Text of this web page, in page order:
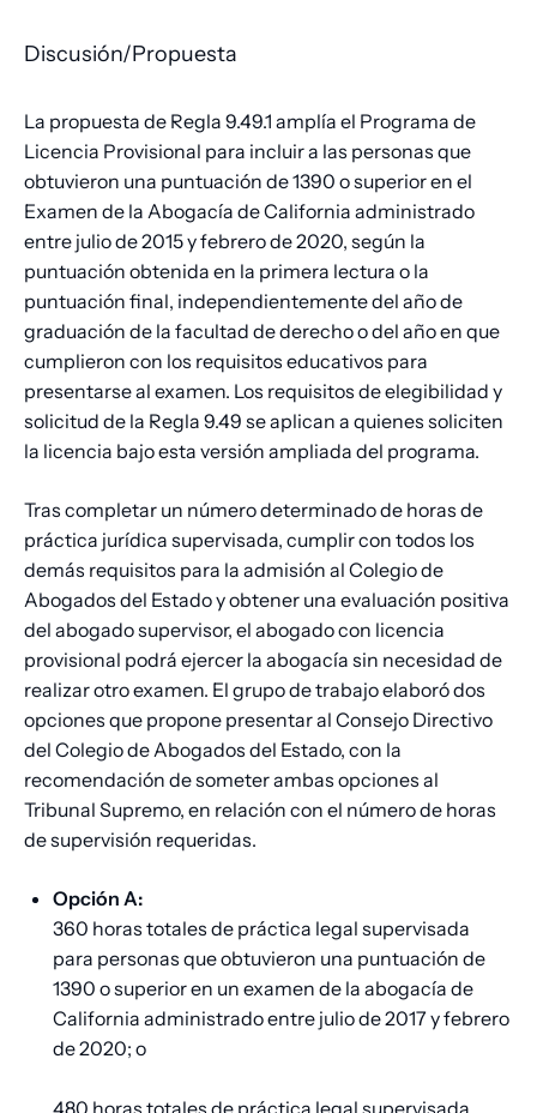
Discusión/Propuesta
La propuesta de Regla 9.49.1 amplía el Programa de
Licencia Provisional para incluir a las personas que
obtuvieron una puntuación de 1390 o superior en el
Examen de la Abogacía de California administrado
entre julio de 2015 y febrero de 2020, según la
puntuación obtenida en la primera lectura o la
puntuación final, independientemente del año de
graduación de la facultad de derecho o del año en que
cumplieron con los requisitos educativos para
presentarse al examen. Los requisitos de elegibilidad y
solicitud de la Regla 9.49 se aplican a quienes soliciten
la licencia bajo esta versión ampliada del programa.
Tras completar un número determinado de horas de
práctica jurídica supervisada, cumplir con todos los
demás requisitos para la admisión al Colegio de
Abogados del Estado y obtener una evaluación positiva
del abogado supervisor, el abogado con licencia
provisional podrá ejercer la abogacía sin necesidad de
realizar otro examen. El grupo de trabajo elaboró ​​dos
opciones que propone presentar al Consejo Directivo
del Colegio de Abogados del Estado, con la
recomendación de someter ambas opciones al
Tribunal Supremo, en relación con el número de horas
de supervisión requeridas.
Opción A:
360 horas totales de práctica legal supervisada
para personas que obtuvieron una puntuación de
1390 o superior en un examen de la abogacía de
California administrado entre julio de 2017 y febrero
de 2020; o